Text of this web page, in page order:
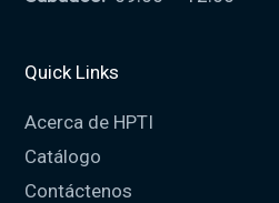
Quick Links
Acerca de HPTI
Catálogo
Contáctenos